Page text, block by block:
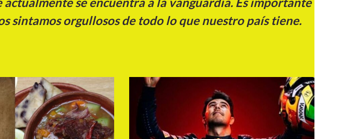
sintamos orgullosos de todo lo que nuestro país tiene.